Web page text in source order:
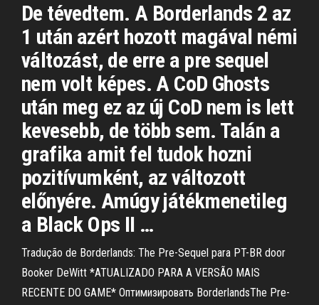
De tévedtem. A Borderlands 2 az
1 után azért hozott magával némi
változást, de erre a pre sequel
nem volt képes. A CoD Ghosts
után meg ez az új CoD nem is lett
kevesebb, de több sem. Talán a
grafika amit fel tudok hozni
pozitívumként, az változott
előnyére. Amúgy játékmenetileg
a Black Ops II …
Tradução de Borderlands: The Pre-Sequel para PT-BR door
Booker DeWitt *ATUALIZADO PARA A VERSÃO MAIS
RECENTE DO GAME* Оптимизировать BorderlandsThe Pre-